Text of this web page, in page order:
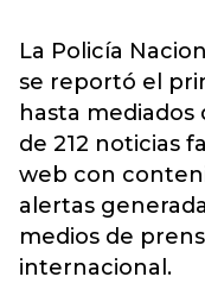
La Policía
se reportó el
hasta
de 212 noticias
web con
alertas
medios de
internacional.